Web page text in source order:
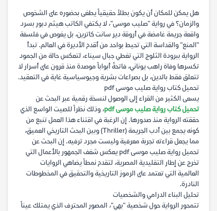
هل يمكن للمكان أن يكون بطلاً حقيقياً يطغى بحضوره على الشخوص
والزمان؟ في رواية "صليب موسى"، لا يكتفي الكاتب هيثم دبور بسرد
واقعة جريمة غامضة في أروقة دير سانت كاترين، بل يغوص في فلسفة
"المنع" والقداسة التي تحيط بواحد من أقدم الأديرة في العالم. تبدأ
الرواية ببرودة الثلوج التي تغطي جبال سيناء، لتعكس حالة من الجمود
تكسرها وفاة راهب يوناني، فاتحةً أبواباً موصدة منذ قرون على أسرار لا
تتعلق فقط بالدين، بل بصراعات بشرية وجيوسياسية غاية في التعقيد.
تحميل كتاب رواية صليب موسى pdf
يسعى الكثير من القراء إلى الوصول لنسخة رقمية عبر البحث عن
تحميل كتاب رواية صليب موسى pdf
، وذلك نظراً للصيت الواسع الذي
حققته الرواية منذ صدورها. إن الرغبة في اقتناء هذا العمل تنبع من
كونه يجمع بين أدب الجريمة (Thriller) وبين البحث التاريخي العميق،
مما يجعل قراءته تجربة معرفية وليست مجرد ترفيه. إن البحث عن
تحميل رواية صليب موسى pdf يعكس شغف الجمهور بالأعمال التي
تخرج عن إطار التقليدية المصرية، لتقدم نمطاً يضاهي الروايات
العالمية التي تعتمد على الرموز التاريخية والتحقيق في المخطوطات
النادرة.
تحليل البناء الدرامي والشخصيات
تتمحور الرواية حول شخصية "بهي"، المصور المحترف الذي يمتلك عيناً